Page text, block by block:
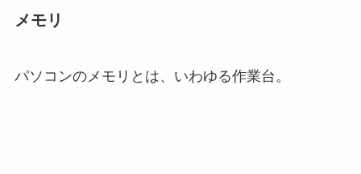
メモリ
パソコンのメモリとは、いわゆる作業台。